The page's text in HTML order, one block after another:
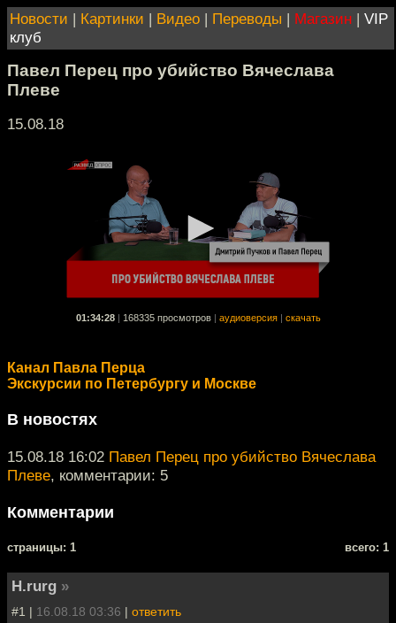
Новости | Картинки | Видео | Переводы | Магазин | VIP
клуб
Павел Перец про убийство Вячеслава
Плеве
15.08.18
01:34:28 168335 просмотров аудиоверсия скачать
Канал Павла Перца
Экскурсии по Петербургу и Москве
В новостях
15.08.18 16:02 Павел Перец про убийство Вячеслава
Плеве, комментарии: 5
Комментарии
cтраницы: 1 всего: 1
H.rurg »
#1 | 16.08.18 03:36 | ответить